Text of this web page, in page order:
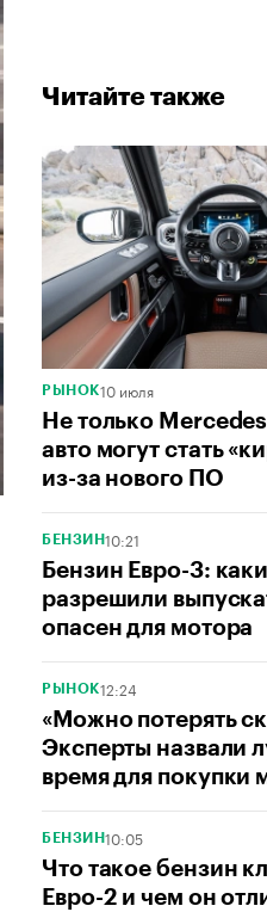
Читайте также
РЫНОК10 июля
Не только
авто могут стать
из-за нового ПО
БЕНЗИН10:21
Бензин Евро-3:
разрешили
опасен для мотора
РЫНОК12:24
«Можно потерять
Эксперты назвали
время для покупки
БЕНЗИН10:05
Что такое бензин
Евро-2 и чем он